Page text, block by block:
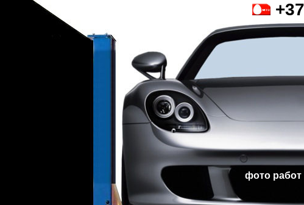
фото работ